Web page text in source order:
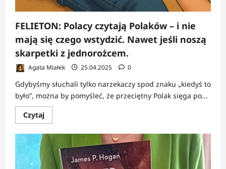
FELIETON: Polacy czytają Polaków – i nie
mają się czego wstydzić. Nawet jeśli noszą
skarpetki z jednorożcem.
Agata Miałek 25.04.2025 0
Gdybyśmy słuchali tylko narzekaczy spod znaku „kiedyś to
było”, można by pomyśleć, że przeciętny Polak sięga po...
CzytajDowiedz
się
o
FELIETON:
Polacy
czytają
Polaków